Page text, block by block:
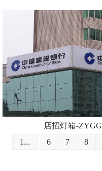
店招灯箱-
1...
6 7 8